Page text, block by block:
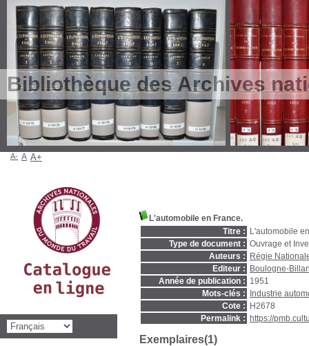
Bibliothèque des Archives
L'automobile en France.
Titre :
L'automobile
Type de document : Ouvrage et
Auteurs :
Régie
Editeur :
Boulogne-
Année de publication : 1951
Mots-clés :
Industrie
Cote :
H2678
Permalink :
https://
Exemplaires(1)
A- A A+